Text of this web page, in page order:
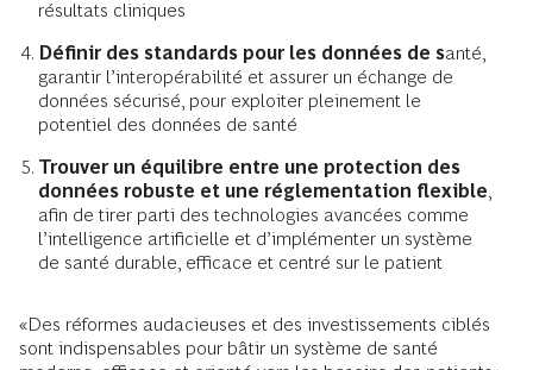
résultats cliniques
Définir des standards pour les données de santé,
garantir l’interopérabilité et assurer un échange de
données sécurisé, pour exploiter pleinement le
potentiel des données de santé
Trouver un équilibre entre une protection des
données robuste et une réglementation flexible
afin de tirer parti des technologies avancées comme
l’intelligence artificielle et d’implémenter un système
de santé durable, efficace et centré sur le patient
«Des réformes audacieuses et des investissements ciblés
sont indispensables pour bâtir un système de santé